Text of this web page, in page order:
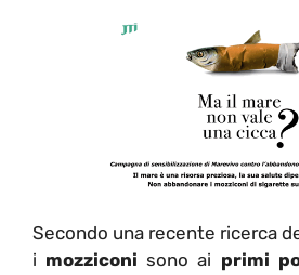
Secondo una recente ricerca
i mozziconi sono ai primi